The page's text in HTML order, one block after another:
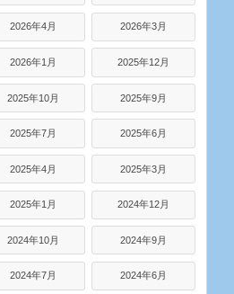
2026年4月 2026年3月
2026年1月 2025年12月
2025年10月 2025年9月
2025年7月 2025年6月
2025年4月 2025年3月
2025年1月 2024年12月
2024年10月 2024年9月
2024年7月 2024年6月